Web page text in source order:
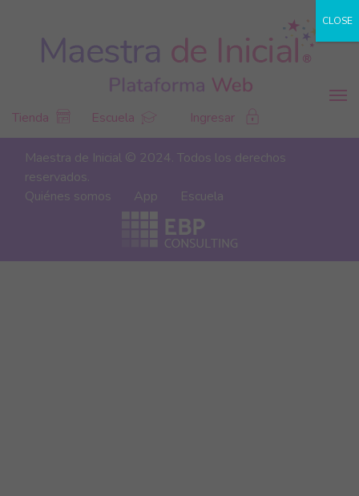
Tienda Escuela Ingresar
CLOSE
Maestra de Inicial © 2024. Todos los derechos
reservados.
Quiénes somos
App Escuela